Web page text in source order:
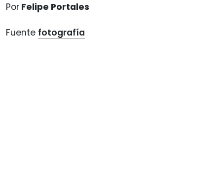
Por Felipe Portales
Fuente fotografía